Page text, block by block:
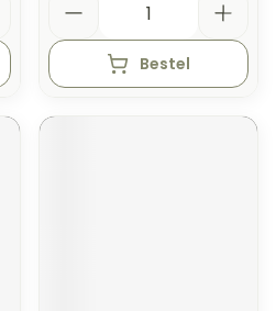
Bestel